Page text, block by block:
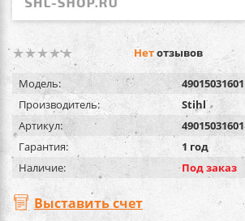
Нетотзывов
Модель:
49015031601
Производитель:
Stihl
Артикул:
49015031601
Гарантия:
1 год
Наличие:
Под заказ
Выставить счет